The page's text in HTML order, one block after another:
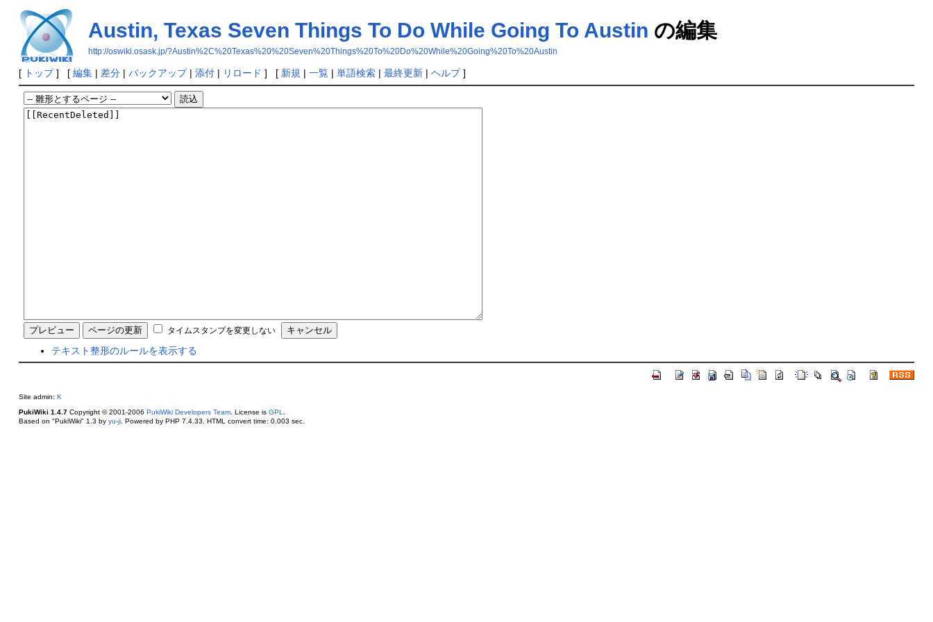
Austin, Texas Seven Things To Do While Going To Austin の編集
http://oswiki.osask.jp/?Austin%2C%20Texas%20%20Seven%20Things%20To%20Do%20While%20Going%20To%20Austin
[ トップ] [ 編集| 差分| バックアップ| 添付| リロード ] [ 新規 | 一覧| 単語検索| 最終更新| ヘルプ]
タイムスタンプを変更しない
テキスト整形のルールを表示する
Site admin: K
PukiWiki 1.4.7Copyright © 2001-2006 PukiWiki Developers Team. License is GPL
Based on "PukiWiki" 1.3 by yu-ji. Powered by PHP 7.4.33. HTML convert time: 0.003 sec.